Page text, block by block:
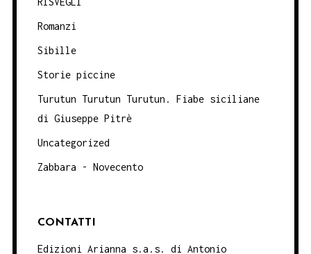
Romanzi
Sibille
Storie piccine
Turutun Turutun Turutun. Fiabe siciliane
di Giuseppe Pitrè
Uncategorized
Zabbara - Novecento
CONTATTI
Edizioni Arianna s.a.s. di Antonio